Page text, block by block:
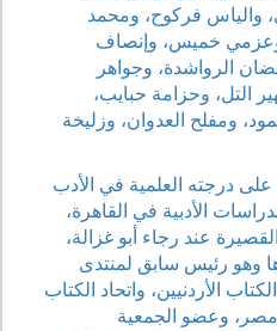
والياس فركوح، ومحمد
خميس، وإنصاف
الرواشدة، وجواهر
التل، وحزامة حبايب،
ومفلح العدوان، وزليخة
درجته العلمية في الأدب
الأدبية في القاهرة،
عند رجاء أبو غزالة،
وهو رئيس سابق لمنتدى
الأردنيين، واتحاد الكتاب
مصر، وعضو الجمعية